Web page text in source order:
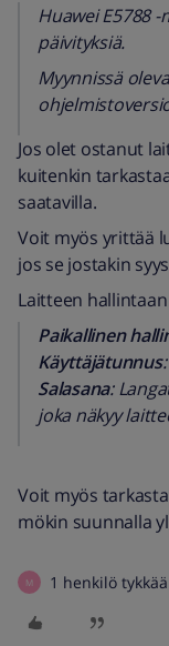
Huawei E5788
päivityksiä.
Myynnissä
Jos olet ostanut
kuitenkin
saatavilla.
Voit myös yrittää
jos se jostakin
Laitteen
Paikallinen
Käyttäjätunnus
Salasana:
joka näkyy
Voit myös
mökin suunnalla
M 1 henkilö